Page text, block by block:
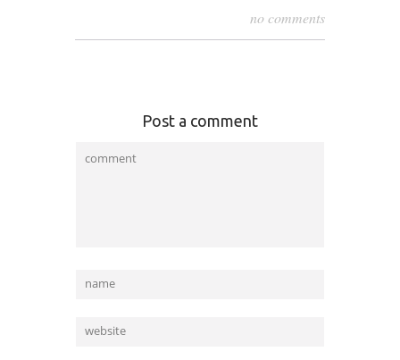
no comments
Post a comment